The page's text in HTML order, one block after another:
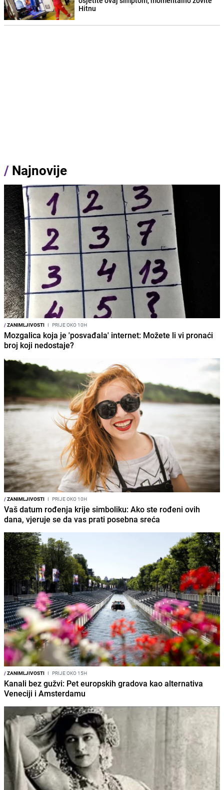
Hitnu
/ Najnovije
/ZANIMLJIVOSTI I PRIJE OKO 10H
Mozgalica koja je 'posvađala' internet: Možete li vi pronaći
broj koji nedostaje?
/ZANIMLJIVOSTI I PRIJE OKO 10H
Vaš datum rođenja krije simboliku: Ako ste rođeni ovih
dana, vjeruje se da vas prati posebna sreća
/ZANIMLJIVOSTI I PRIJE OKO 15H
Kanali bez gužvi: Pet europskih gradova kao alternativa
Veneciji i Amsterdamu